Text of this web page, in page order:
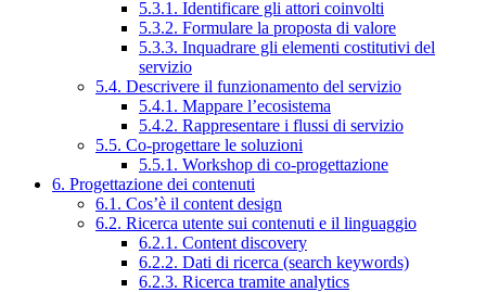
5.3.1. Identificare gli attori coinvolti
5.3.2. Formulare la proposta di valore
5.3.3. Inquadrare gli elementi costitutivi del
servizio
5.4. Descrivere il funzionamento del servizio
5.4.1. Mappare l’ecosistema
5.4.2. Rappresentare i flussi di servizio
5.5. Co-progettare le soluzioni
5.5.1. Workshop di co-progettazione
6. Progettazione dei contenuti
6.1. Cos’è il content design
6.2. Ricerca utente sui contenuti e il linguaggio
6.2.1. Content discovery
6.2.2. Dati di ricerca (search keywords)
6.2.3. Ricerca tramite analytics